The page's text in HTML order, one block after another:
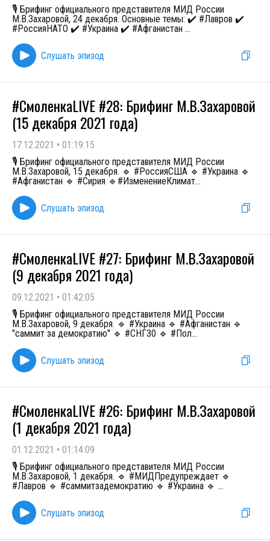
🎙 Брифинг официального представителя МИД России
М.В.Захаровой, 24 декабря. Основные темы: ✔️ #Лавров ✔️
#РоссияНАТО ✔️ #Украина ✔️ #Афганистан ...
Слушать эпизод
#СмоленкаLIVE #28: Брифинг М.В.Захаровой
(15 декабря 2021 года)
17.12.2021 • 01:19:15
🎙 Брифинг официального представителя МИД России
М.В.Захаровой, 15 декабря. 🔹 #РоссияСША 🔹 #Украина 🔹
#Афганистан 🔹 #Сирия 🔹#ИзменениеКлимат...
Слушать эпизод
#СмоленкаLIVE #27: Брифинг М.В.Захаровой
(9 декабря 2021 года)
09.12.2021 • 01:42:05
🎙 Брифинг официального представителя МИД России
М.В.Захаровой, 9 декабря. 🔹 #Украина 🔹 #Афганистан 🔹
"саммит за демократию" 🔹 #СНГ30 🔹 #Пол...
Слушать эпизод
#СмоленкаLIVE #26: Брифинг М.В.Захаровой
(1 декабря 2021 года)
01.12.2021 • 01:14:09
🎙 Брифинг официального представителя МИД России
М.В.Захаровой, 1 декабря. 🔹 #МИДПредупреждает 🔹
#Лавров 🔹 #саммитзадемократию 🔹 #Украина 🔹 ...
Слушать эпизод